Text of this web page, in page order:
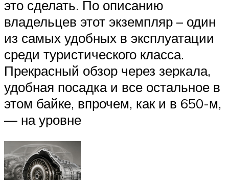
это сделать. По описанию
владельцев этот экземпляр – один
из самых удобных в эксплуатации
среди туристического класса.
Прекрасный обзор через зеркала,
удобная посадка и все остальное в
этом байке, впрочем, как и в 650-м,
— на уровне